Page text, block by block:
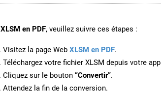
XLSM en PDF, veuillez suivre ces étapes :
Visitez la page Web XLSM en PDF.
Téléchargez votre fichier XLSM depuis votre
Cliquez sur le bouton “Convertir”.
Attendez la fin de la conversion.